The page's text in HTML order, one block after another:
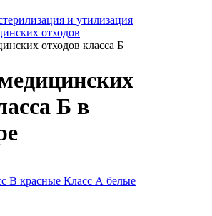
и утилизация
отходов
отходов класса Б
Б в
В красные Класс А белые